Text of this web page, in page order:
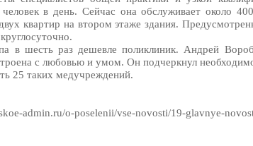
в день. Сейчас она обслуживает около
квартир на втором этаже здания.
в шесть раз дешевле поликлиник. Андрей
с любовью и умом. Он подчеркнул
25 таких медучреждений.
o-poselenii/vse-novosti/19-glavnye-